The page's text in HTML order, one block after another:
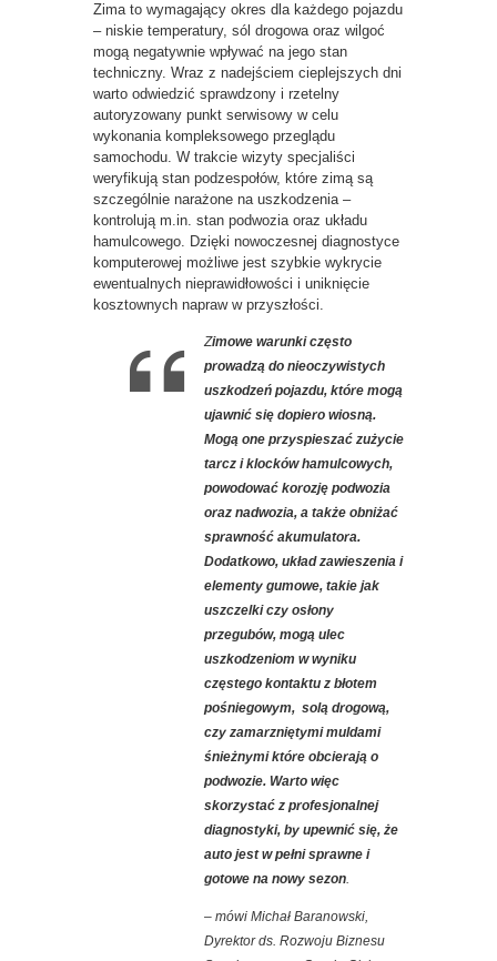
Zima to wymagający okres dla każdego pojazdu
– niskie temperatury, sól drogowa oraz wilgoć
mogą negatywnie wpływać na jego stan
techniczny. Wraz z nadejściem cieplejszych dni
warto odwiedzić sprawdzony i rzetelny
autoryzowany punkt serwisowy w celu
wykonania kompleksowego przeglądu
samochodu. W trakcie wizyty specjaliści
weryfikują stan podzespołów, które zimą są
szczególnie narażone na uszkodzenia –
kontrolują m.in. stan podwozia oraz układu
hamulcowego. Dzięki nowoczesnej diagnostyce
komputerowej możliwe jest szybkie wykrycie
ewentualnych nieprawidłowości i uniknięcie
kosztownych napraw w przyszłości.
Zimowe warunki często
prowadzą do nieoczywistych
uszkodzeń pojazdu, które mogą
ujawnić się dopiero wiosną.
Mogą one przyspieszać zużycie
tarcz i klocków hamulcowych,
powodować korozję podwozia
oraz nadwozia, a także obniżać
sprawność akumulatora.
Dodatkowo, układ zawieszenia i
elementy gumowe, takie jak
uszczelki czy osłony
przegubów, mogą ulec
uszkodzeniom w wyniku
częstego kontaktu z błotem
pośniegowym, solą drogową,
czy zamarzniętymi muldami
śnieżnymi które obcierają o
podwozie. Warto więc
skorzystać z profesjonalnej
diagnostyki, by upewnić się, że
auto jest w pełni sprawne i
gotowe na nowy sezon.
– mówi Michał Baranowski,
Dyrektor ds. Rozwoju Biznesu